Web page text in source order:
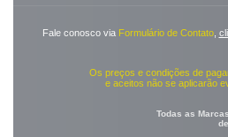
Fale conosco via Formulário de Contato,
Os preços e condições de
e aceitos não se aplicarão
Todas as